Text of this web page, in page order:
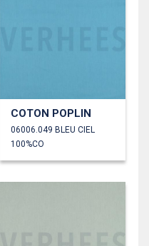
COTON POPLIN
06006.049 BLEU CIEL
100%CO